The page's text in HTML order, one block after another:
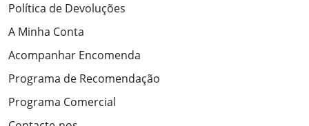
Política de Devoluções
A Minha Conta
Acompanhar Encomenda
Programa de Recomendação
Programa Comercial